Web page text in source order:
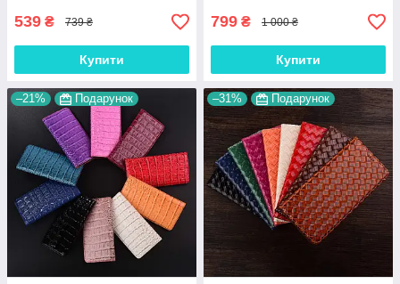
539 ₴ 739 ₴
Купити
799 ₴ 1 000 ₴
Купити
–21% Подарунок –31% Подарунок